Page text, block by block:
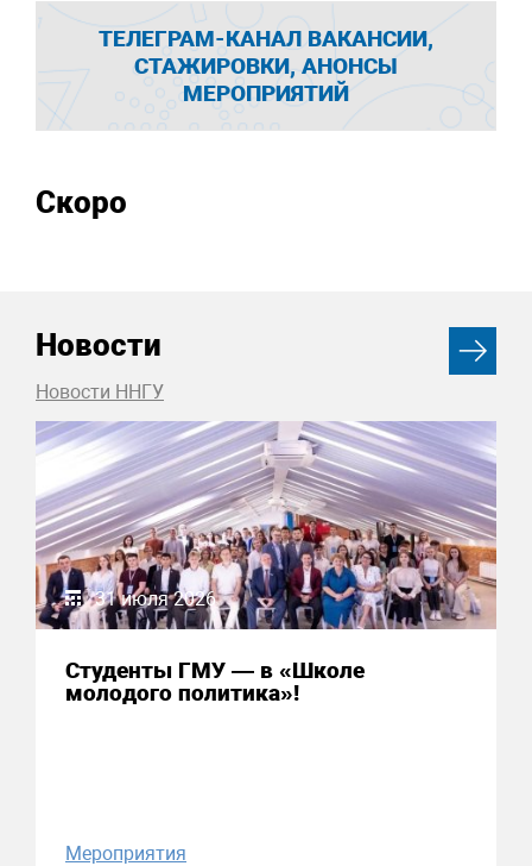
ТЕЛЕГРАМ-КАНАЛ ВАКАНСИИ,
СТАЖИРОВКИ, АНОНСЫ
МЕРОПРИЯТИЙ
Скоро
Новости
Новости ННГУ
31 июля 2026
Студенты ГМУ — в «Школе
молодого политика»!
Мероприятия